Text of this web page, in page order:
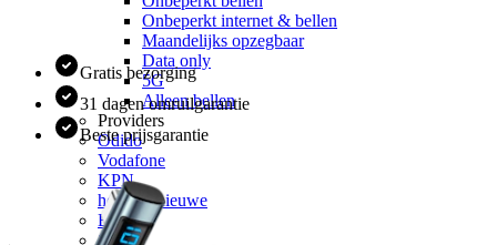
Onbeperkt internet & bellen
Maandelijks opzegbaar
Data only
5G
Alleen bellen
Providers
Odido
Vodafone
KPN
hollandsnieuwe
Ben
Simyo
Gratis bezorging
31 dagen omruilgarantie
Beste prijsgarantie